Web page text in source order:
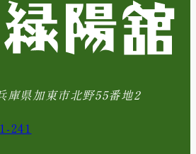
県加東市北野55番地2
241